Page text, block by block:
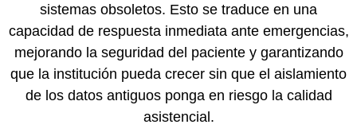
sistemas obsoletos. Esto se traduce en una
capacidad de respuesta inmediata ante emergencias,
mejorando la seguridad del paciente y garantizando
que la institución pueda crecer sin que el aislamiento
de los datos antiguos ponga en riesgo la calidad
asistencial.